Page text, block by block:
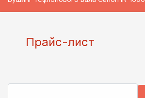
Прайс-лист